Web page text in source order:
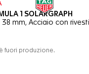
1 SOLARGRAPH
38 mm, Acciaio con
fuori produzione.